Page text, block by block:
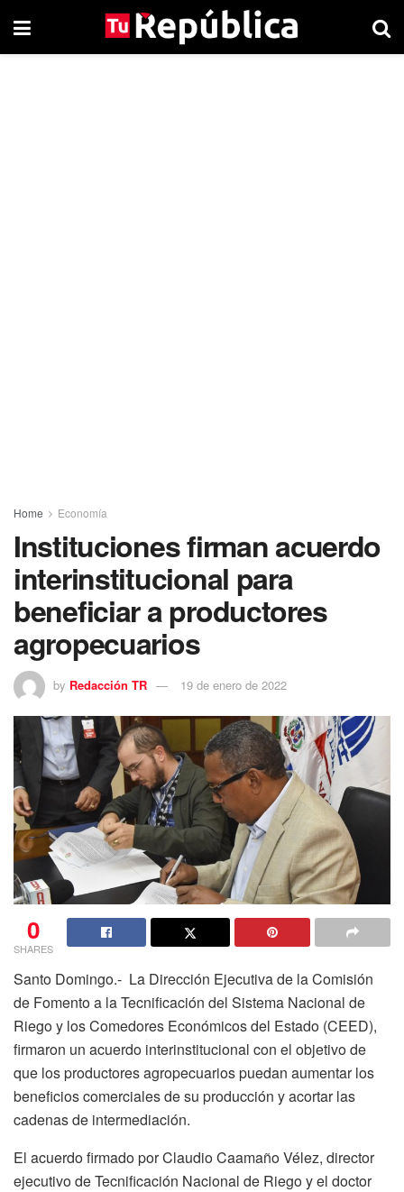
Home Economía
Instituciones firman acuerdo
interinstitucional para
beneficiar a productores
agropecuarios
by Redacción TR 19 de enero de 2022
0
SHARES
Santo Domingo.- La Dirección Ejecutiva de la Comisión
de Fomento a la Tecnificación del Sistema Nacional de
Riego y los Comedores Económicos del Estado (CEED),
firmaron un acuerdo interinstitucional con el objetivo de
que los productores agropecuarios puedan aumentar los
beneficios comerciales de su producción y acortar las
cadenas de intermediación.
El acuerdo firmado por Claudio Caamaño Vélez, director
ejecutivo de Tecnificación Nacional de Riego y el doctor